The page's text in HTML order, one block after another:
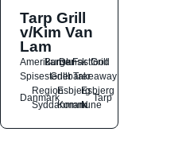
Tarp Grill
v/Kim Van
Lam
Amerikansk
BurgerDanskFastfood
Grill
SpisestederGrillbarerTakeaway
Danmark
Region
Syddanmark
Esbjerg
Kommune
Esbjerg
N
Tarp